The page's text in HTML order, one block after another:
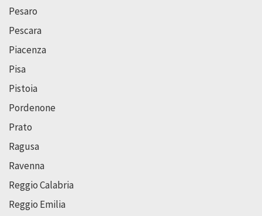
Pesaro
Pescara
Piacenza
Pisa
Pistoia
Pordenone
Prato
Ragusa
Ravenna
Reggio Calabria
Reggio Emilia